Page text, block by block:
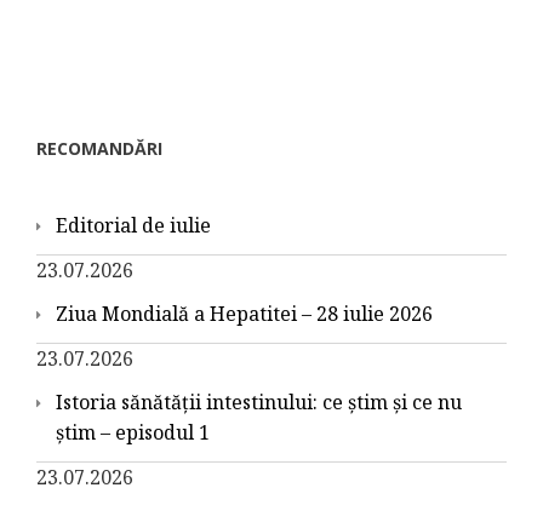
RECOMANDĂRI
Editorial de iulie
23.07.2026
Ziua Mondială a Hepatitei – 28 iulie 2026
23.07.2026
Istoria sănătății intestinului: ce știm și ce nu
știm – episodul 1
23.07.2026